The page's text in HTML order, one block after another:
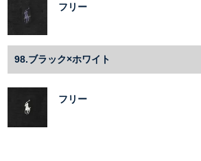
フリー
98.ブラック×ホワイト
フリー